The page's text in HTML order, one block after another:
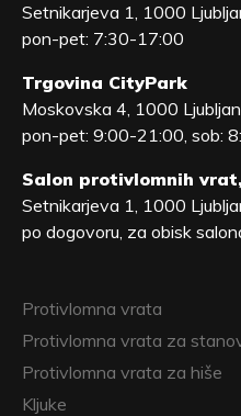
Setnikarjeva 1, 1000
pon-pet: 7:30-17:00
Trgovina CityPark
Moskovska 4, 1000
pon-pet: 9:00-21:00, sob:
Salon protivlomnih
Setnikarjeva 1, 1000
po dogovoru, za obisk
Protivlomna vrata
Protivlomna vrata za
Protivlomna vrata za hiše
Kljuke